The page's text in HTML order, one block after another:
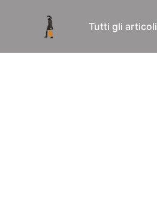
Tutti gli articoli